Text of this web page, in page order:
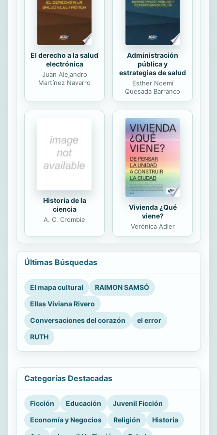
procuran satisfacer dichas
condiciones, pero es necesario,
El derecho a la salud
electrónica
Juan Alejandro
Martínez Navarro
Administración
pública y
estrategias de salud
Esther Noemí
Quesada Barranco
Historia de la
ciencia
A. C. Crombie
Vivienda ¿Qué
viene?
Verónica Adler
Últimas Búsquedas
El mapa cultural
RAIMON SAMSÓ
Ellas Viviana Rivero
Conversaciones del corazón
el error
RUTH
Categorías Destacadas
Ficción Educación
Juvenil Ficción
Economía y Negocios
Religión
Historia